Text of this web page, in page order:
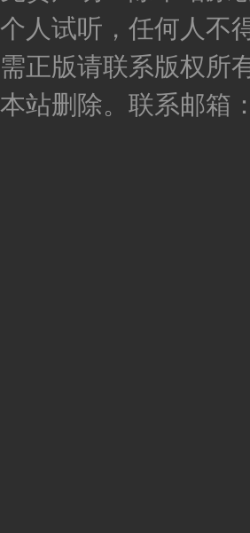
个人试听，任何人不
需正版请联系版权所
本站删除。联系邮箱